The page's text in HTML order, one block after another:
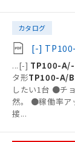
カタログ
[-]
...[-] TP100-
タ形TP100-A/B
したい1台 ●チ
然。 ●稼働率ア
接...